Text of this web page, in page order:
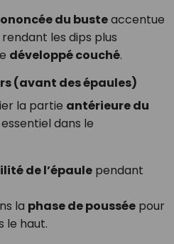
du busteaccentue
les dips plus
développé couché.
(avant des épaules)
la partie antérieure du
dans le
de l’épaulependant
la phase de pousséepour
le haut.